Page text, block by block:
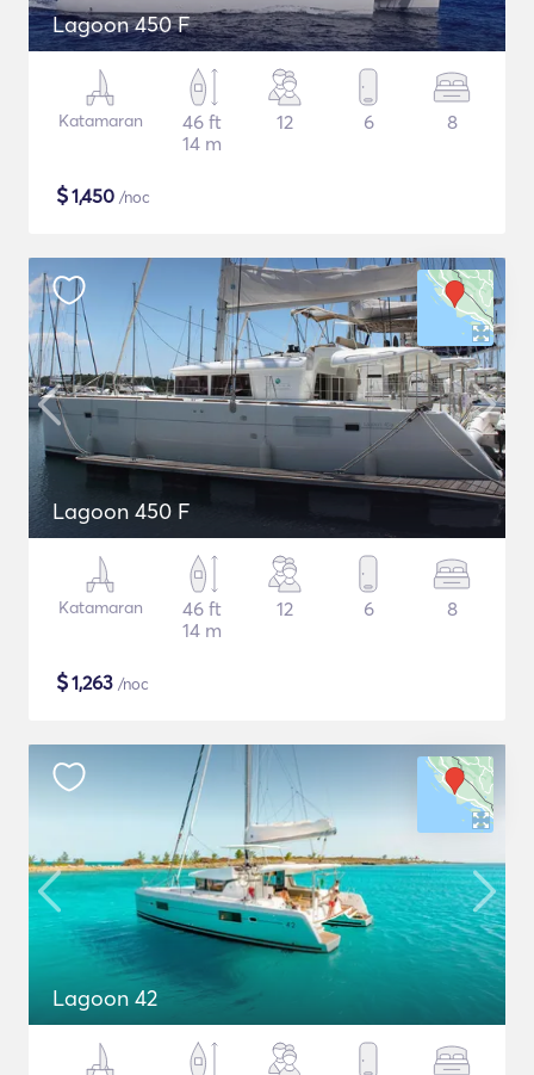
Lagoon 450 F
Katamaran
46 ft
14 m
12 6 8
$1,450 /noc
Lagoon 450 F
Katamaran
46 ft
14 m
12 6 8
$1,263 /noc
Lagoon 42